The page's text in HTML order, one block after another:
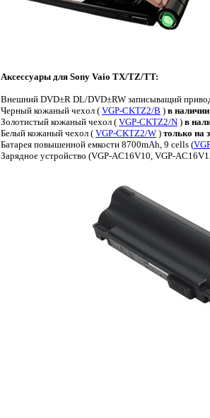
Аксессуары для Sony Vaio TX/TZ/TT:
Внешний DVD±R DL/DVD±RW записыващий
Черный кожаный чехол ( VGP-CKTZ2/B ) в наличии
Золотистый кожаный чехол ( VGP-CKTZ2/N ) в
Белый кожаный чехол ( VGP-CKTZ2/W ) только на
Батарея повышенной емкости 8700mAh, 9 cells (
Зарядное устройство (VGP-AC16V10, VGP-